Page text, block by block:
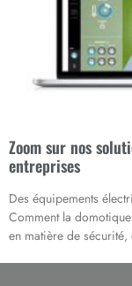
Zoom sur nos
entreprises
Des équipements
Comment la
en matière de